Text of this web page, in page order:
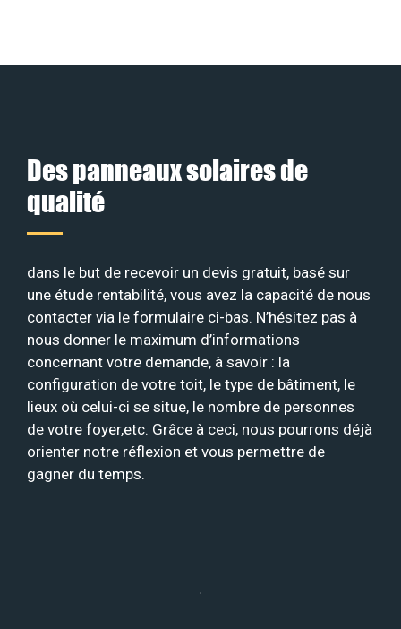
Des panneaux solaires de
qualité
dans le but de recevoir un devis gratuit, basé sur
une étude rentabilité, vous avez la capacité de nous
contacter via le formulaire ci-bas. N’hésitez pas à
nous donner le maximum d’informations
concernant votre demande, à savoir : la
configuration de votre toit, le type de bâtiment, le
lieux où celui-ci se situe, le nombre de personnes
de votre foyer,etc. Grâce à ceci, nous pourrons déjà
orienter notre réflexion et vous permettre de
gagner du temps.